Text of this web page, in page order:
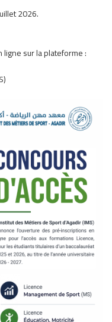
2026.
ligne sur la plateforme :